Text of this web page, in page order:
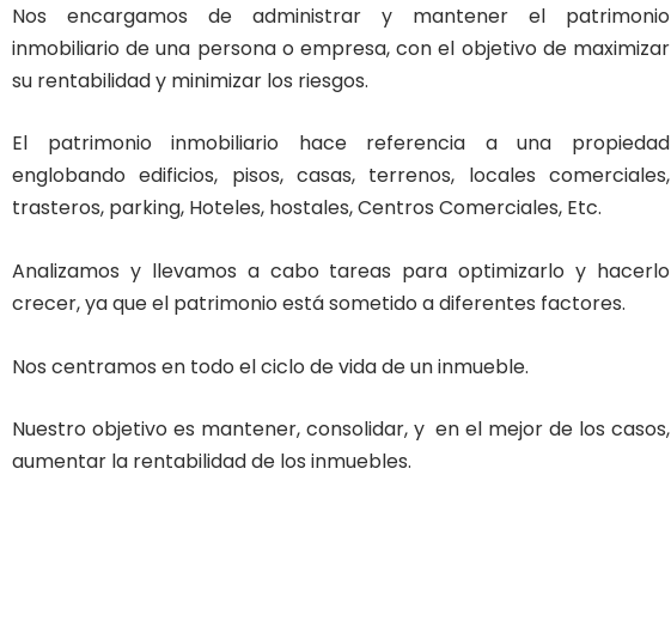
Nos encargamos de administrar y mantener el patrimonio
inmobiliario de una persona o empresa, con el objetivo de maximizar
su rentabilidad y minimizar los riesgos.
El patrimonio inmobiliario hace referencia a una propiedad
englobando edificios, pisos, casas, terrenos, locales comerciales,
trasteros, parking, Hoteles, hostales, Centros Comerciales, Etc.
Analizamos y llevamos a cabo tareas para optimizarlo y hacerlo
crecer, ya que el patrimonio está sometido a diferentes factores.
Nos centramos en todo el ciclo de vida de un inmueble.
Nuestro objetivo es mantener, consolidar, y en el mejor de los casos,
aumentar la rentabilidad de los inmuebles.